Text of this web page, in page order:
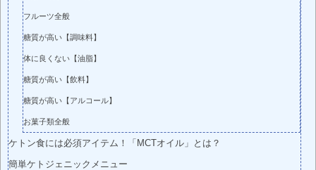
フルーツ全般
糖質が高い【調味料】
体に良くない【油脂】
糖質が高い【飲料】
糖質が高い【アルコール】
お菓子類全般
ケトン食には必須アイテム！「MCTオイル」とは？
簡単ケトジェニックメニュー